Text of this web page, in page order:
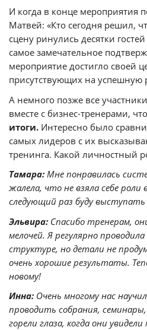
И когда в конце мероприятия
Матвей: «Кто сегодня решил,
сцену ринулись десятки
самое замечательное
мероприятие достигло своей
присутствующих на успешную
А немного позже все
вместе с бизнес-тренерами,
итоги. Интересно было
самых лидеров с их
тренинга. Какой личностный
Тамара: Мне понравилась
жалела, что не взяла себе
следующий раз буду выступать
Эльвира: Спасибо тренерам,
мелочей. Я регулярно
структуре, но детали не
очень хорошие результаты.
новому!
Инна: Очень многому нас
проводить собрания,
горели глаза, когда они